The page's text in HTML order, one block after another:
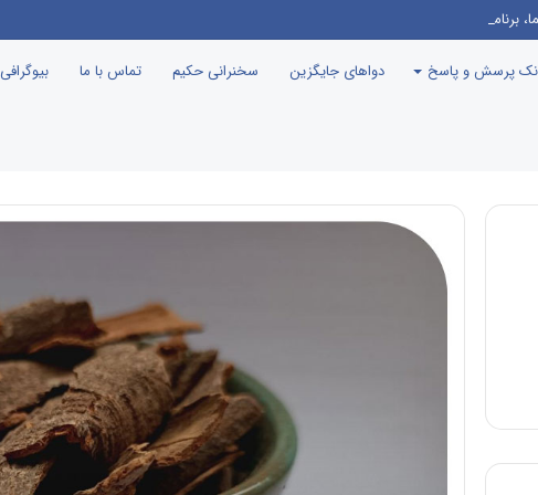
برنامه جوانی جمعیت، درست مثل این می‌مونه که صدام رو دعوت کنن راهیان نور!
پرسش و پاسخ دواهای جایگزین سخنرانی حکیم تماس با ما